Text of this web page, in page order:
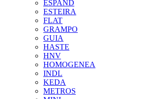
ESPAND
ESTEIRA
FLAT
GRAMPO
GUIA
HASTE
HNV
HOMOGENEA
INDL
KEDA
METROS